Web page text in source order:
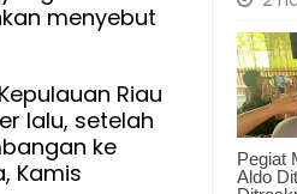
Pegiat
Aldo
menyebut
Riau
lalu, setelah
ke
Kamis